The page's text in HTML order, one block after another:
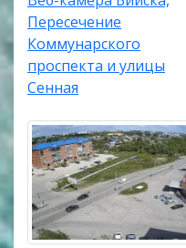
Пересечение
Коммунарского
проспекта и улицы
Сенная